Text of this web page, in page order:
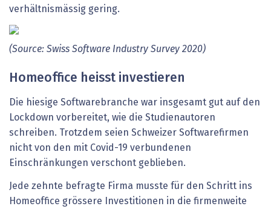
verhältnismässig gering.
(Source: Swiss Software Industry Survey 2020)
Homeoffice heisst investieren
Die hiesige Softwarebranche war insgesamt gut auf den
Lockdown vorbereitet, wie die Studienautoren
schreiben. Trotzdem seien Schweizer Softwarefirmen
nicht von den mit Covid-19 verbundenen
Einschränkungen verschont geblieben.
Jede zehnte befragte Firma musste für den Schritt ins
Homeoffice grössere Investitionen in die firmenweite